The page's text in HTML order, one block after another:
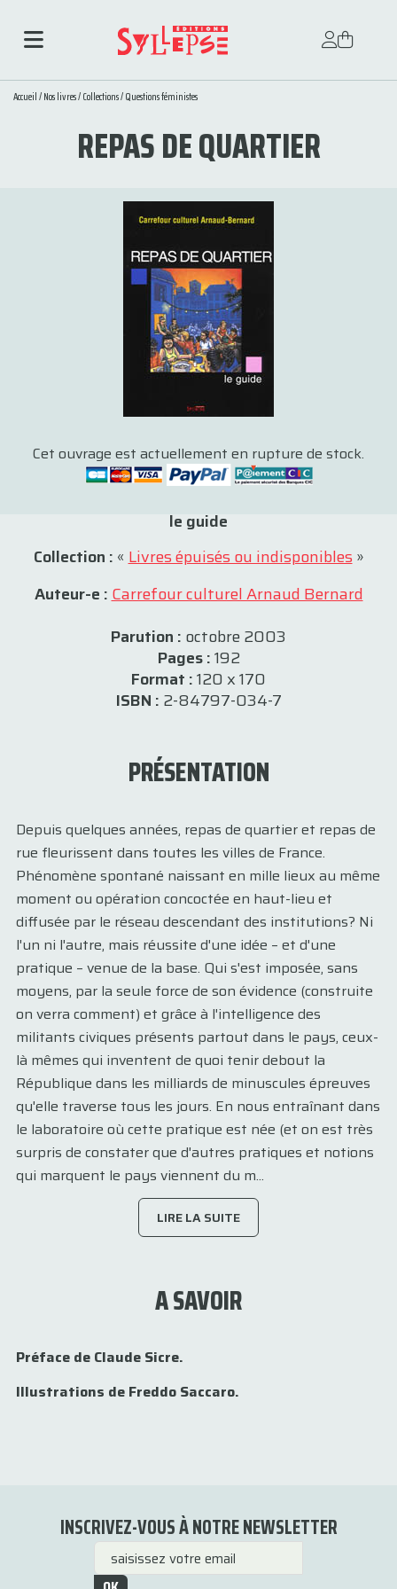
Accueil/Nos livres/Collections/Questions féministes
REPAS DE QUARTIER
Cet ouvrage est actuellement en rupture de stock.
le guide
Collection : «Livres épuisés ou indisponibles»
Auteur-e :Carrefour culturel Arnaud Bernard
Parution : octobre 2003
Pages :192
Format :120 x 170
ISBN : 2-84797-034-7
PRÉSENTATION
Depuis quelques années, repas de quartier et repas de
rue fleurissent dans toutes les villes de France.
Phénomène spontané naissant en mille lieux au même
moment ou opération concoctée en haut-lieu et
diffusée par le réseau descendant des institutions? Ni
l'un ni l'autre, mais réussite d'une idée – et d'une
pratique – venue de la base. Qui s'est imposée, sans
moyens, par la seule force de son évidence (construite
on verra comment) et grâce à l'intelligence des
militants civiques présents partout dans le pays, ceux-
là mêmes qui inventent de quoi tenir debout la
République dans les milliards de minuscules épreuves
qu'elle traverse tous les jours. En nous entraînant dans
le laboratoire où cette pratique est née (et on est très
surpris de constater que d'autres pratiques et notions
qui marquent le pays viennent du m...
LIRE LA SUITE
A SAVOIR
Préface de Claude Sicre.
Illustrations de Freddo Saccaro.
INSCRIVEZ-VOUS À NOTRE NEWSLETTER